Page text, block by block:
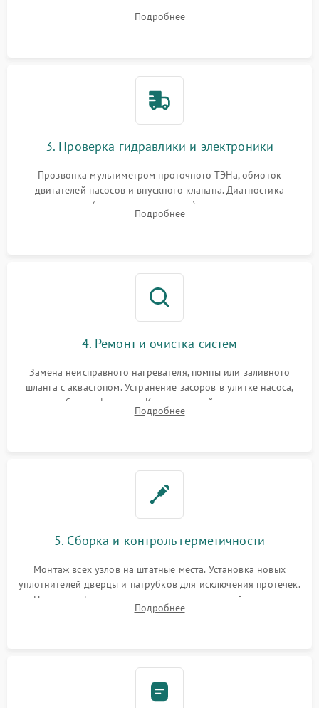
циркуляционному насосу, ТЭНу и сливной помпе.
Подробнее
3. Проверка гидравлики и электроники
Прозвонка мультиметром проточного ТЭНа, обмоток
двигателей насосов и впускного клапана. Диагностика
прессостата (датчика уровня воды), датчика мутности,
концевика дверцы и электронного модуля управления.
Подробнее
4. Ремонт и очистка систем
Замена неисправного нагревателя, помпы или заливного
шланга с аквастопом. Устранение засоров в улитке насоса,
патрубках и фильтрах. Компонентный ремонт платы
управления, восстановление поврежденной проводки.
Подробнее
5. Сборка и контроль герметичности
Монтаж всех узлов на штатные места. Установка новых
уплотнителей дверцы и патрубков для исключения протечек.
Надежная фиксация хомутов гидравлической системы,
сборка корпуса и установка датчика поплавка.
Подробнее